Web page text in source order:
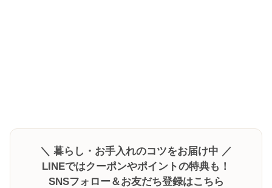
＼ 暮らし・お手入れのコツをお届け中 ／
LINEではクーポンやポイントの特典も！
SNSフォロー＆お友だち登録はこちら